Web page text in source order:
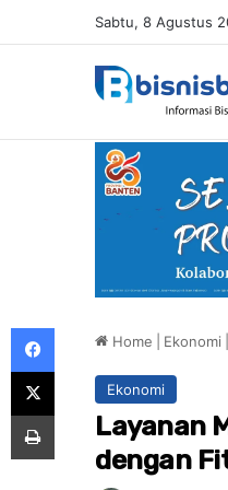
Sabtu, 8 Agustus
Home Ekonomi
Ekonomi
Layanan
dengan